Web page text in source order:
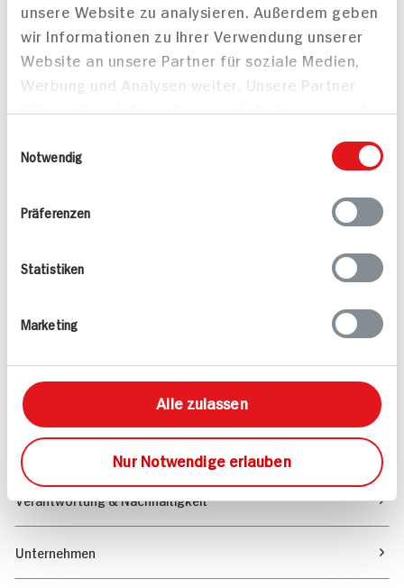
unsere Website zu analysieren. Außerdem geben
wir Informationen zu Ihrer Verwendung unserer
Website an unsere Partner für soziale Medien,
Werbung und Analysen weiter. Unsere Partner
bereitgestellt haben oder die sie im Rahmen
Notwendig
Präferenzen
Statistiken
Marketing
Alle zulassen
Nur Notwendige erlauben
Häufig gestellte Fragen
Mehr Informationen in unserem FAQ
kontakt
hit.de
Wir beantworten gerne Ihre Fragen
Folgen Sie uns auf TikTok
Marktfinder
Unser Magazin
Verantwortung & Nachhaltigkeit
Unternehmen